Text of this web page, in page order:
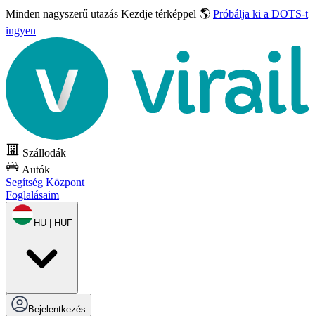
Minden nagyszerű utazás Kezdje térképpel 🌎 Próbálja ki a DOTS-t
ingyen
Szállodák
Autók
Segítség Központ
Foglalásaim
HU | HUF
Bejelentkezés